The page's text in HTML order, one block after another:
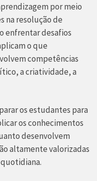
por meio
na resolução de
enfrentar desafios
o que
competências
a criatividade, a
os estudantes para
os conhecimentos
desenvolvem
altamente valorizadas